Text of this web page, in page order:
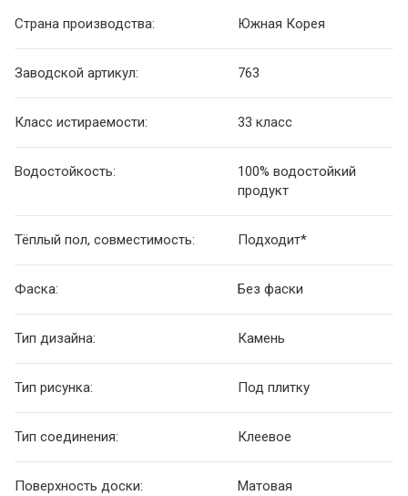
Страна производства: Южная Корея
Заводской артикул: 763
Класс истираемости: 33 класс
Водостойкость:
100% водостойкий
продукт
Тёплый пол, совместимость: Подходит*
Фаска: Без фаски
Тип дизайна: Камень
Тип рисунка: Под плитку
Тип соединения: Клеевое
Поверхность доски: Матовая